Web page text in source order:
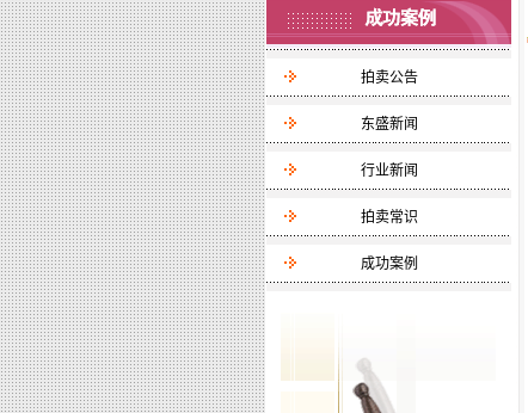
拍卖公告
东盛新闻
行业新闻
拍卖常识
成功案例